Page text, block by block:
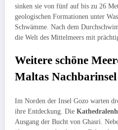
sinken sie von fünf auf bis zu 26
geologischen Formationen unter
Schwämme. Nach dem
die Welt des Mittelmeers mit
Weitere schöne
Maltas Nachbarinsel
Im Norden der Insel Gozo warten
ihre Entdeckung. Die
Ausgang der Bucht von Għasri.